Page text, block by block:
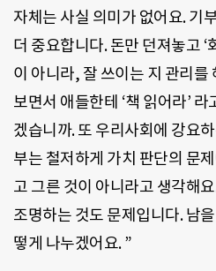
자체는 사실 의미가 없어요. 기
더 중요합니다. 돈만 던져놓고 ‘
이 아니라, 잘 쓰이는 지 관리를
보면서 애들한테 ‘책 읽어라’
겠습니까. 또 우리사회에 강요
부는 철저하게 가치 판단의 문
고 그른 것이 아니라고 생각해
조명하는 것도 문제입니다. 남
떻게 나누겠어요. ”